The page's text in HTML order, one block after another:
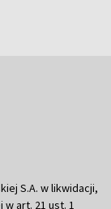
S.A. w likwidacji,
art. 21 ust. 1